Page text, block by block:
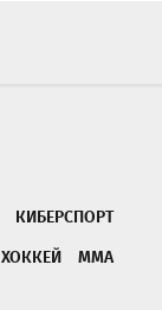
КИБЕРСПОРТ
ХОККЕЙ
ММА